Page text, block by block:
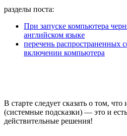
разделы поста:
При запуске компьютера
английском языке
перечень распространенных
включении компьютера
В старте следует сказать о том,
(системные подсказки) — это и
действительные решения!